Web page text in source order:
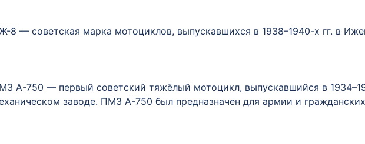
8 — советская марка мотоциклов, выпускавшихся в 1938–1940-х гг. в
А-750 — первый советский тяжёлый мотоцикл, выпускавшийся в
заводе. ПМЗ А-750 был предназначен для армии и